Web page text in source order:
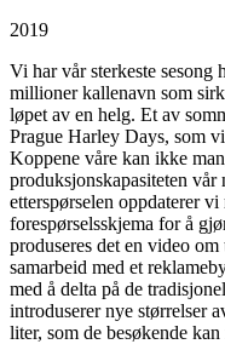
2019
Vi har vår sterkeste
millioner kallenavn som
løpet av en helg. Et av
Prague Harley Days, som
Koppene våre kan ikke
produksjonskapasiteten
etterspørselen oppdaterer
forespørselsskjema for å
produseres det en video
samarbeid med et
med å delta på de
introduserer nye størrelser
liter, som de besøkende